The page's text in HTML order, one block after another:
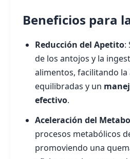
Beneficios para
Reducción del Apetito:
de los antojos y la
alimentos, facilitando la
equilibradas y un
efectivo.
Aceleración del
procesos metabólicos
promoviendo una